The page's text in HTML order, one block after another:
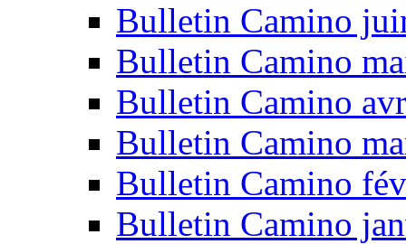
Bulletin Camino
Bulletin Camino
Bulletin Camino
Bulletin Camino
Bulletin Camino
Bulletin Camino